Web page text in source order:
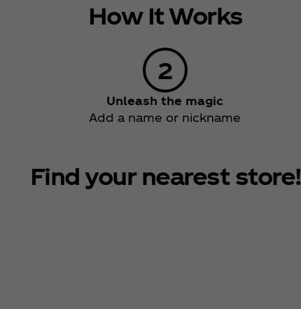
How It Works
Unleash the magic
Add a name or nickname
Find your nearest store!